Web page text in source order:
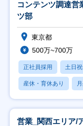
コンテンツ調達営
ツ部
東京都
500万~700万
正社員採用 土日
産休・育休あり
営業_関西エリア/